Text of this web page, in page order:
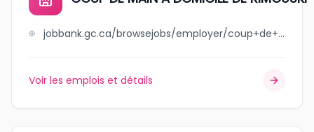
jobbank.gc.ca/browsejobs/employer/coup+de+main+a+domicile+de++++rimouski/ca
Voir les emplois et détails